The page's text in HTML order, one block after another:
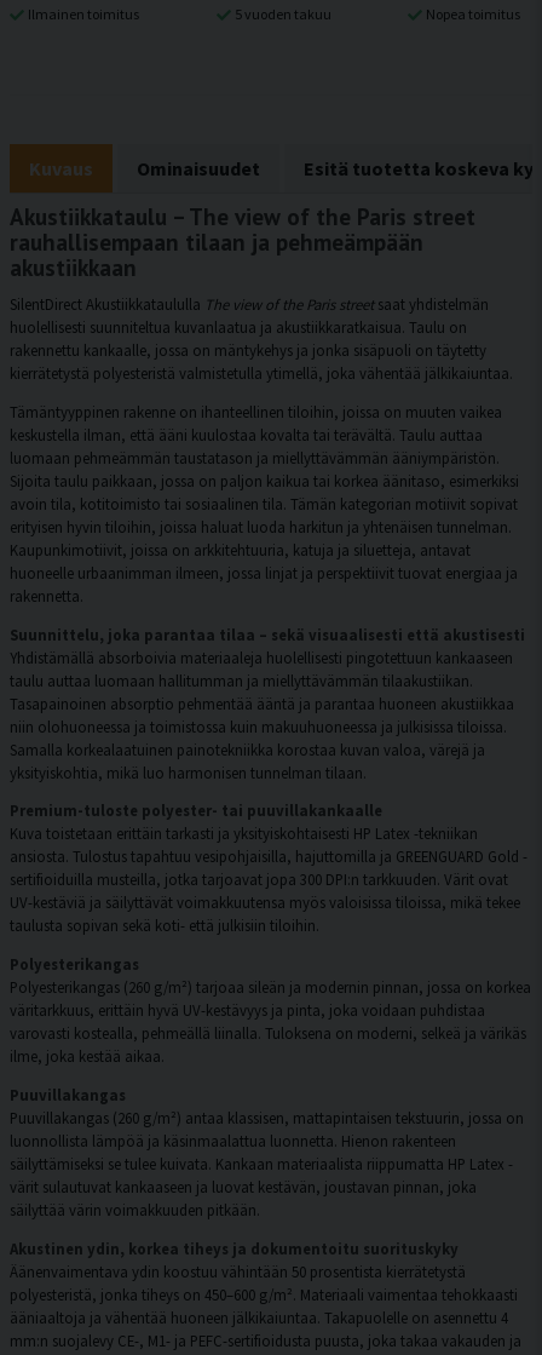
Ilmainen toimitus 5 vuoden takuu Nopea toimitus
Kuvaus Ominaisuudet Esitä tuotetta koskeva
Akustiikkataulu – The view of the Paris street
rauhallisempaan tilaan ja pehmeämpään
akustiikkaan
SilentDirect Akustiikkataululla The view of the Paris streetsaat yhdistelmän
huolellisesti suunniteltua kuvanlaatua ja akustiikkaratkaisua. Taulu on
rakennettu kankaalle, jossa on mäntykehys ja jonka sisäpuoli on täytetty
kierrätetystä polyesteristä valmistetulla ytimellä, joka vähentää jälkikaiuntaa.
Tämäntyyppinen rakenne on ihanteellinen tiloihin, joissa on muuten vaikea
keskustella ilman, että ääni kuulostaa kovalta tai terävältä. Taulu auttaa
luomaan pehmeämmän taustatason ja miellyttävämmän ääniympäristön.
Sijoita taulu paikkaan, jossa on paljon kaikua tai korkea äänitaso, esimerkiksi
avoin tila, kotitoimisto tai sosiaalinen tila. Tämän kategorian motiivit sopivat
erityisen hyvin tiloihin, joissa haluat luoda harkitun ja yhtenäisen tunnelman.
Kaupunkimotiivit, joissa on arkkitehtuuria, katuja ja siluetteja, antavat
huoneelle urbaanimman ilmeen, jossa linjat ja perspektiivit tuovat energiaa ja
rakennetta.
Suunnittelu, joka parantaa tilaa – sekä visuaalisesti että akustisesti
Yhdistämällä absorboivia materiaaleja huolellisesti pingotettuun kankaaseen
taulu auttaa luomaan hallitumman ja miellyttävämmän tilaakustiikan.
Tasapainoinen absorptio pehmentää ääntä ja parantaa huoneen akustiikkaa
niin olohuoneessa ja toimistossa kuin makuuhuoneessa ja julkisissa tiloissa.
Samalla korkealaatuinen painotekniikka korostaa kuvan valoa, värejä ja
yksityiskohtia, mikä luo harmonisen tunnelman tilaan.
Premium-tuloste polyester- tai puuvillakankaalle
Kuva toistetaan erittäin tarkasti ja yksityiskohtaisesti HP Latex -tekniikan
ansiosta. Tulostus tapahtuu vesipohjaisilla, hajuttomilla ja GREENGUARD Gold -
sertifioiduilla musteilla, jotka tarjoavat jopa 300 DPI:n tarkkuuden. Värit ovat
UV-kestäviä ja säilyttävät voimakkuutensa myös valoisissa tiloissa, mikä tekee
taulusta sopivan sekä koti- että julkisiin tiloihin.
Polyesterikangas
Polyesterikangas (260 g/m²) tarjoaa sileän ja modernin pinnan, jossa on korkea
väritarkkuus, erittäin hyvä UV-kestävyys ja pinta, joka voidaan puhdistaa
varovasti kostealla, pehmeällä liinalla. Tuloksena on moderni, selkeä ja värikäs
ilme, joka kestää aikaa.
Puuvillakangas
Puuvillakangas (260 g/m²) antaa klassisen, mattapintaisen tekstuurin, jossa on
luonnollista lämpöä ja käsinmaalattua luonnetta. Hienon rakenteen
säilyttämiseksi se tulee kuivata. Kankaan materiaalista riippumatta HP Latex -
värit sulautuvat kankaaseen ja luovat kestävän, joustavan pinnan, joka
säilyttää värin voimakkuuden pitkään.
Akustinen ydin, korkea tiheys ja dokumentoitu suorituskyky
Äänenvaimentava ydin koostuu vähintään 50 prosentista kierrätetystä
polyesteristä, jonka tiheys on 450–600 g/m². Materiaali vaimentaa tehokkaasti
ääniaaltoja ja vähentää huoneen jälkikaiuntaa. Takapuolelle on asennettu 4
mm:n suojalevy CE-, M1- ja PEFC-sertifioidusta puusta, joka takaa vakauden ja